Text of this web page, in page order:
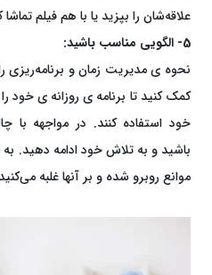
علاقه‌شان را بپزید یا با هم فیلم تماشا
5- الگویی مناسب باشید:
نحوه ی مدیریت زمان و برنامه‌ریزی
کمک کنید تا برنامه ی روزانه ی خود
خود استفاده کنند. در مواجهه
باشید و به تلاش خود ادامه دهید.
موانع روبرو شده و بر آنها غلبه